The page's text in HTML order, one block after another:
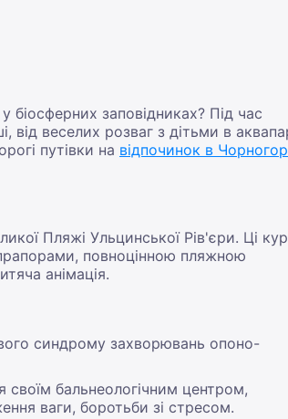
біосферних заповідниках? Під час
від веселих розваг з дітьми в
путівки на відпочинок в
Пляжі Ульцинської Рів'єри. Ці
повноцінною пляжною
анімація.
синдрому захворювань опоно-
своїм бальнеологічним центром,
ваги, боротьби зі стресом.